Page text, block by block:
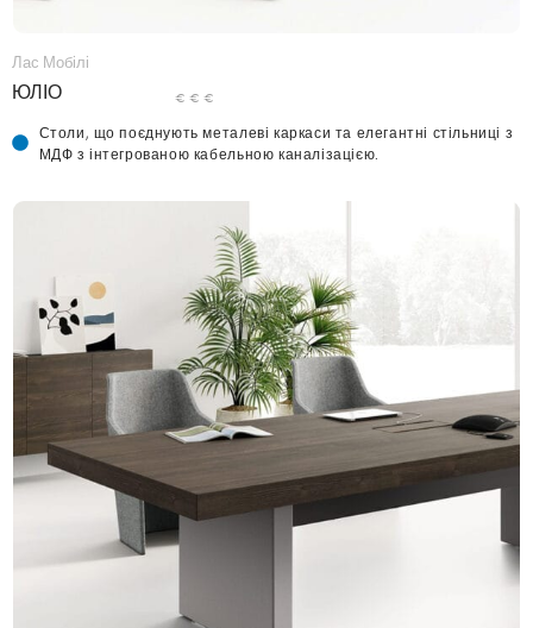
Лас Мобілі
ЮЛІО € € €
Столи, що поєднують металеві каркаси та елегантні стільниці з
МДФ з інтегрованою кабельною каналізацією.